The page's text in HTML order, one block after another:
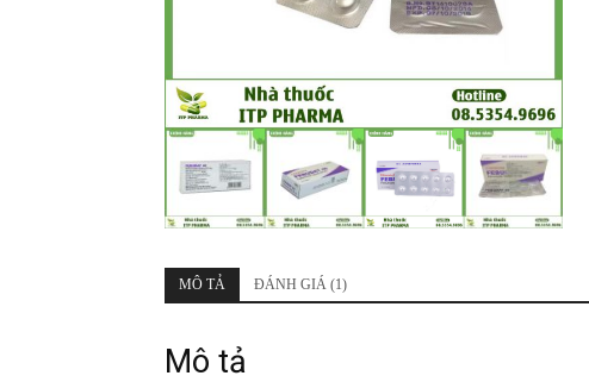
MÔ TẢ ĐÁNH GIÁ (1)
Mô tả